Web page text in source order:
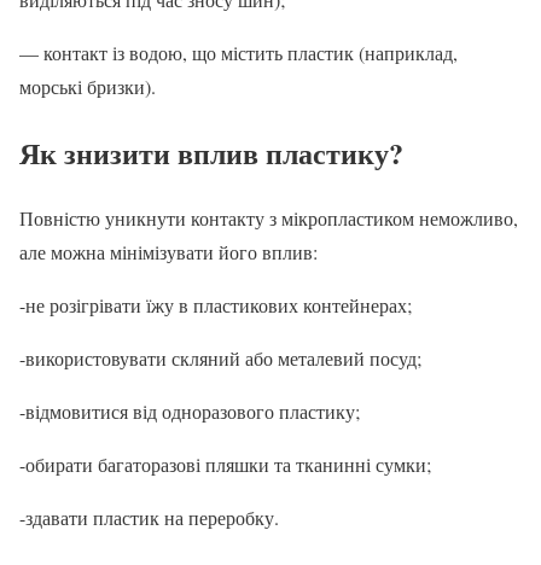
— контакт із водою, що містить пластик (наприклад,
морські бризки).
Як знизити вплив пластику?
Повністю уникнути контакту з мікропластиком неможливо,
але можна мінімізувати його вплив:
-не розігрівати їжу в пластикових контейнерах;
-використовувати скляний або металевий посуд;
-відмовитися від одноразового пластику;
-обирати багаторазові пляшки та тканинні сумки;
-здавати пластик на переробку.